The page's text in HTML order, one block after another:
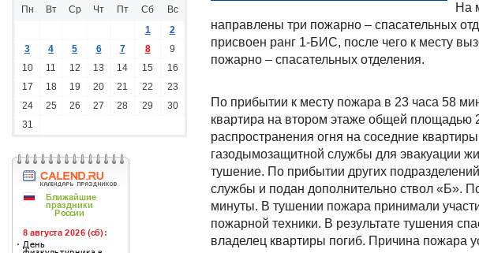
Пн Вт Ср Чт Пт Сб
Вс
1
2
3
4 5 6 7 8
9
10
11 12 13 14 15
16
17
18 19 20 21 22
23
24
25 26 27 28 29
30
31
На
направлены три пожарно – спасательных
присвоен ранг 1-БИС, после чего к месту
пожарно – спасательных отделения.
По прибытии к месту пожара в 23 часа 58
квартира на втором этаже общей площадью
распространения огня на соседние
газодымозащитной службы для эвакуации
тушение. По прибытии других
службы и подан дополнительно ствол «Б».
минуты. В тушении пожара принимали
пожарной техники. В результате тушения
владелец квартиры погиб. Причина пожара